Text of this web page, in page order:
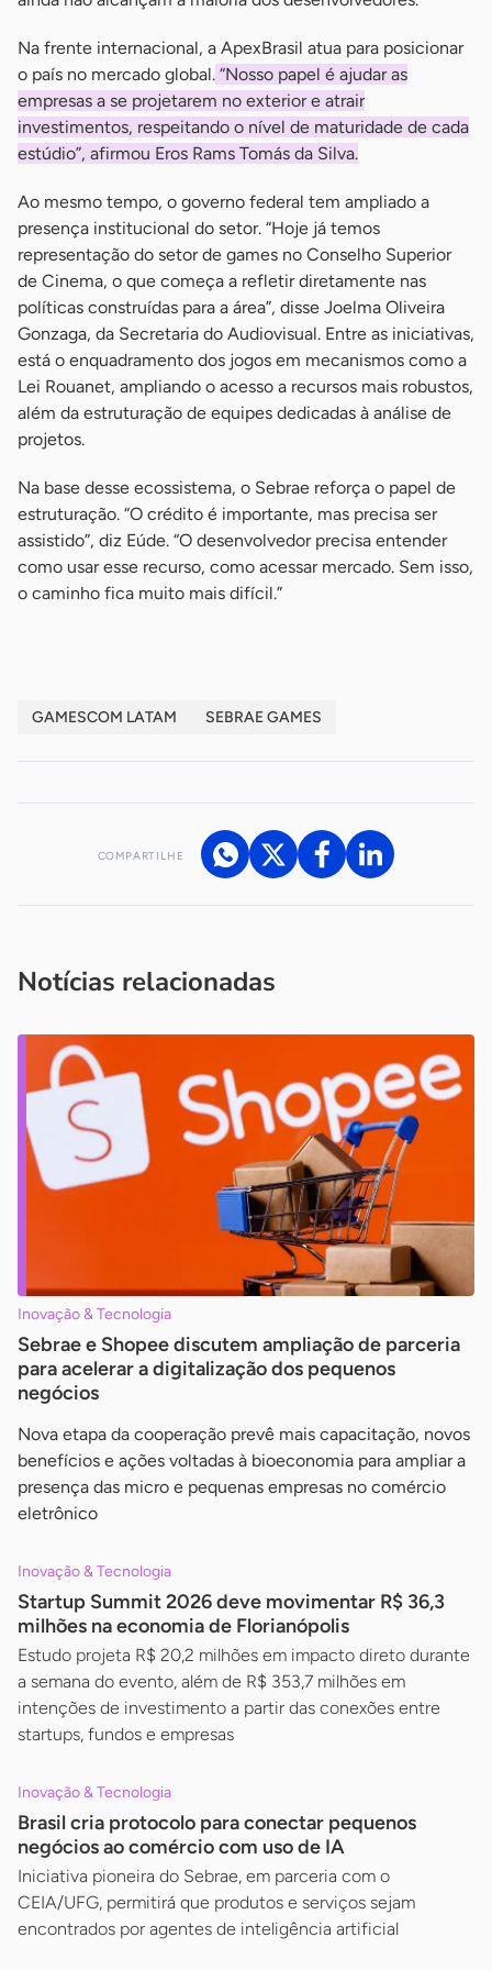
Na frente internacional, a ApexBrasil atua para posicionar
o país no mercado global. “Nosso papel é ajudar as
empresas a se projetarem no exterior e atrair
investimentos, respeitando o nível de maturidade de cada
estúdio”, afirmou Eros Rams Tomás da Silva.
Ao mesmo tempo, o governo federal tem ampliado a
presença institucional do setor. “Hoje já temos
representação do setor de games no Conselho Superior
de Cinema, o que começa a refletir diretamente nas
políticas construídas para a área”, disse Joelma Oliveira
Gonzaga, da Secretaria do Audiovisual. Entre as iniciativas,
está o enquadramento dos jogos em mecanismos como a
Lei Rouanet, ampliando o acesso a recursos mais robustos,
além da estruturação de equipes dedicadas à análise de
projetos.
Na base desse ecossistema, o Sebrae reforça o papel de
estruturação. “O crédito é importante, mas precisa ser
assistido”, diz Eúde. “O desenvolvedor precisa entender
como usar esse recurso, como acessar mercado. Sem isso,
o caminho fica muito mais difícil.”
GAMESCOM LATAM SEBRAE GAMES
COMPARTILHE
Notícias relacionadas
Inovação & Tecnologia
Sebrae e Shopee discutem ampliação de parceria
para acelerar a digitalização dos pequenos
negócios
Nova etapa da cooperação prevê mais capacitação, novos
benefícios e ações voltadas à bioeconomia para ampliar a
presença das micro e pequenas empresas no comércio
eletrônico
Inovação & Tecnologia
Startup Summit 2026 deve movimentar R$ 36,3
milhões na economia de Florianópolis
Estudo projeta R$ 20,2 milhões em impacto direto durante
a semana do evento, além de R$ 353,7 milhões em
intenções de investimento a partir das conexões entre
startups, fundos e empresas
Inovação & Tecnologia
Brasil cria protocolo para conectar pequenos
negócios ao comércio com uso de IA
Iniciativa pioneira do Sebrae, em parceria com o
CEIA/UFG, permitirá que produtos e serviços sejam
encontrados por agentes de inteligência artificial